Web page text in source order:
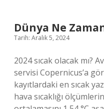
Dünya Ne
Tarih: Aralık 5, 2024
2024 sıcak olacak mı?
servisi Copernicus’a
kayıtlardaki en sıcak
hava sıcaklığı